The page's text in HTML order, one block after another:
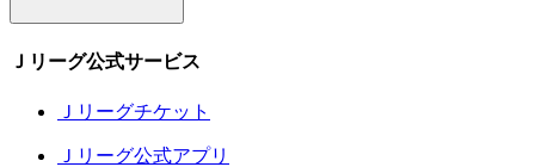
Ｊリーグ公式サービス
Ｊリーグチケット
Ｊリーグ公式アプリ